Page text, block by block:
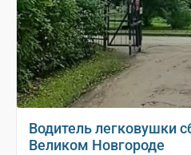
Водитель легковушки
Великом Новгороде